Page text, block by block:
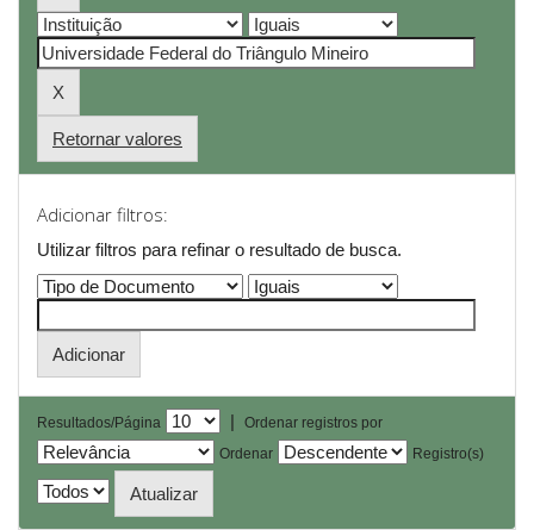
Retornar valores
Adicionar filtros:
Utilizar filtros para refinar o resultado de busca.
Resultados/Página |
Ordenar registros por
Ordenar
Registro(s)